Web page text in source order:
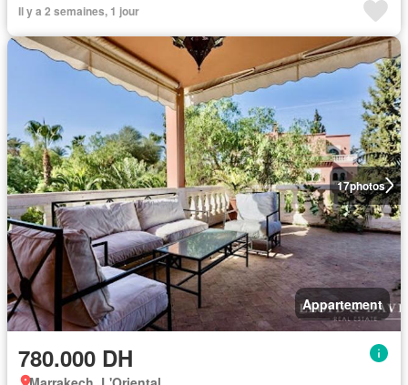
Il y a 2 semaines, 1 jour
17photos
Appartement
780.000 DH